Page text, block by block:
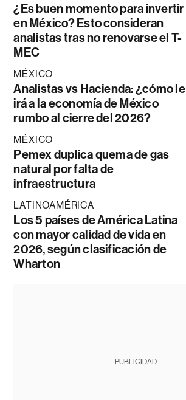
¿Es buen momento para invertir
en México? Esto consideran
analistas tras no renovarse el T-
MEC
MÉXICO
Analistas vs Hacienda: ¿cómo le
irá a la economía de México
rumbo al cierre del 2026?
MÉXICO
Pemex duplica quema de gas
natural por falta de
infraestructura
LATINOAMÉRICA
Los 5 países de América Latina
con mayor calidad de vida en
2026, según clasificación de
Wharton
PUBLICIDAD